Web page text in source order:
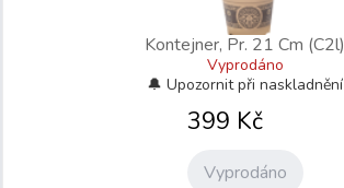
Kontejner, Pr. 21 Cm (C2l)
Vyprodáno
399 Kč
Vyprodáno